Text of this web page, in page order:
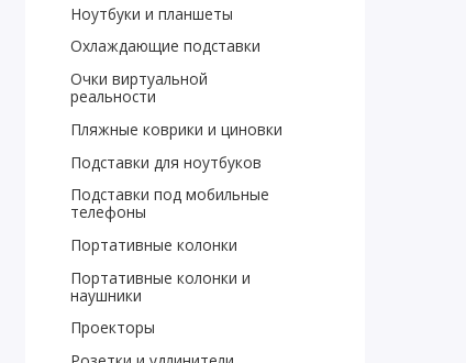
Ноутбуки и планшеты
Охлаждающие подставки
Очки виртуальной
реальности
Пляжные коврики и циновки
Подставки для ноутбуков
Подставки под мобильные
телефоны
Портативные колонки
Портативные колонки и
наушники
Проекторы